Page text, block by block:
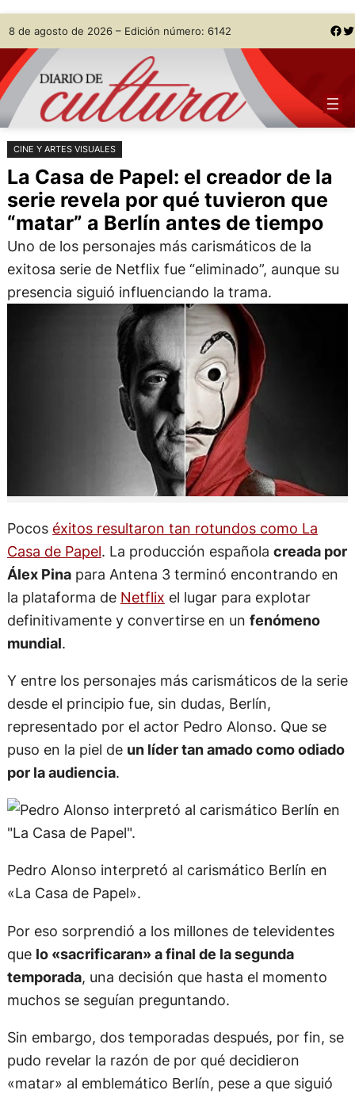
Saltar
al
contenido
Skip
to
content
8 de agosto de 2026 – Edición número: 6142 Facebook Twitter
CINE Y ARTES VISUALES
La Casa de Papel: el creador de la
serie revela por qué tuvieron que
“matar” a Berlín antes de tiempo
Uno de los personajes más carismáticos de la
exitosa serie de Netflix fue “eliminado”, aunque su
presencia siguió influenciando la trama.
Pocos éxitos resultaron tan rotundos como La
Casa de Papel. La producción española creada por
Álex Pinapara Antena 3 terminó encontrando en
la plataforma de Netflix el lugar para explotar
definitivamente y convertirse en un fenómeno
mundial.
Y entre los personajes más carismáticos de la serie
desde el principio fue, sin dudas, Berlín,
representado por el actor Pedro Alonso. Que se
puso en la piel de un líder tan amado como odiado
por la audiencia.
Pedro Alonso interpretó al carismático Berlín en
«La Casa de Papel».
Por eso sorprendió a los millones de televidentes
que lo «sacrificaran» a final de la segunda
temporada, una decisión que hasta el momento
muchos se seguían preguntando.
Sin embargo, dos temporadas después, por fin, se
pudo revelar la razón de por qué decidieron
«matar» al emblemático Berlín, pese a que siguió